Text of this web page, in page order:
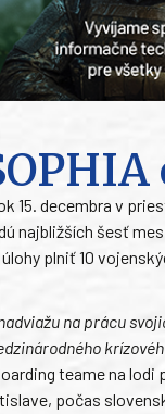
15. decembra v
najbližších šesť
plniť 10
na prácu
teame na
počas